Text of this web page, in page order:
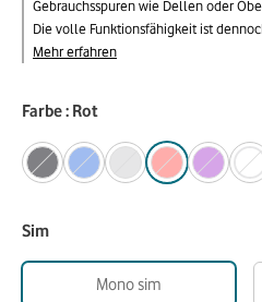
Gebrauchsspuren wie Dellen oder
Die volle Funktionsfähigkeit ist
Mehr erfahren
Farbe : Rot
Sim
Mono sim